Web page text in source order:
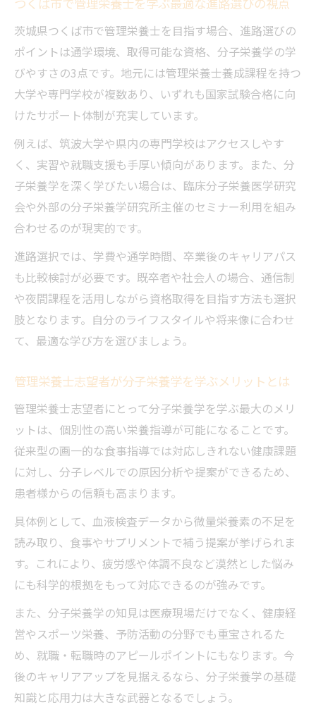
茨城県つくば市で管理栄養士を目指す場合、進路選びの
ポイントは通学環境、取得可能な資格、分子栄養学の学
びやすさの3点です。地元には管理栄養士養成課程を持つ
大学や専門学校が複数あり、いずれも国家試験合格に向
けたサポート体制が充実しています。
例えば、筑波大学や県内の専門学校はアクセスしやす
く、実習や就職支援も手厚い傾向があります。また、分
子栄養学を深く学びたい場合は、臨床分子栄養医学研究
会や外部の分子栄養学研究所主催のセミナー利用を組み
合わせるのが現実的です。
進路選択では、学費や通学時間、卒業後のキャリアパス
も比較検討が必要です。既卒者や社会人の場合、通信制
や夜間課程を活用しながら資格取得を目指す方法も選択
肢となります。自分のライフスタイルや将来像に合わせ
て、最適な学び方を選びましょう。
管理栄養士志望者が分子栄養学を学ぶメリットとは
管理栄養士志望者にとって分子栄養学を学ぶ最大のメリ
ットは、個別性の高い栄養指導が可能になることです。
従来型の画一的な食事指導では対応しきれない健康課題
に対し、分子レベルでの原因分析や提案ができるため、
患者様からの信頼も高まります。
具体例として、血液検査データから微量栄養素の不足を
読み取り、食事やサプリメントで補う提案が挙げられま
す。これにより、疲労感や体調不良など漠然とした悩み
にも科学的根拠をもって対応できるのが強みです。
また、分子栄養学の知見は医療現場だけでなく、健康経
営やスポーツ栄養、予防活動の分野でも重宝されるた
め、就職・転職時のアピールポイントにもなります。今
後のキャリアアップを見据えるなら、分子栄養学の基礎
知識と応用力は大きな武器となるでしょう。